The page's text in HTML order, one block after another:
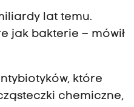
lat temu.
jak bakterie – mówił
które
chemiczne,